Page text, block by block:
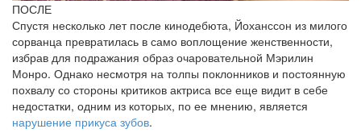
ПОСЛЕ
Спустя несколько лет после кинодебюта, Йоханссон из милого
сорванца превратилась в само воплощение женственности,
избрав для подражания образ очаровательной Мэрилин
Монро. Однако несмотря на толпы поклонников и постоянную
похвалу со стороны критиков актриса все еще видит в себе
недостатки, одним из которых, по ее мнению, является
нарушение прикуса зубов.